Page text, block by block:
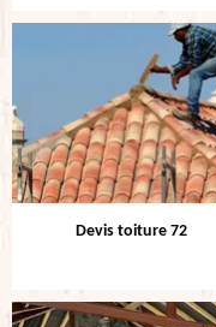
Devis toiture 72